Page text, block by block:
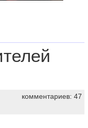
комментариев: 47